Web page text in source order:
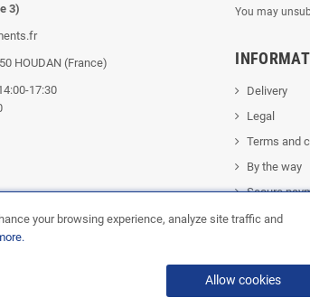
3)
HOUDAN (France)
17:30
You may
Delivery
Legal
Terms and
By the way
Secure
Privacy policy
your browsing experience, analyze site traffic and
Allow cookies